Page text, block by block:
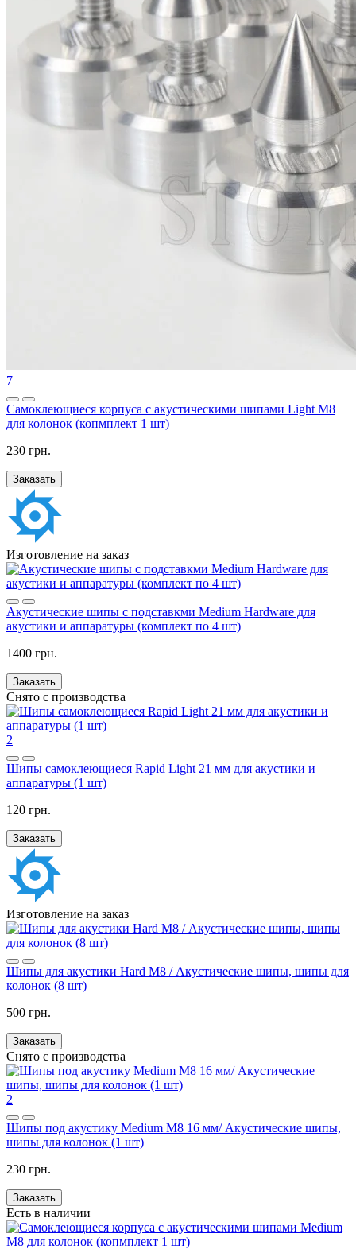
7
Самоклеющиеся корпуса с акустическими шипами Light M8
для колонок (копмплект 1 шт)
230 грн.
Заказать
Изготовление на заказ
Акустические шипы с подставкми Medium Hardware для
акустики и аппаратуры (комплект по 4 шт)
1400 грн.
Заказать
Снято с производства
2
Шипы самоклеющиеся Rapid Light 21 мм для акустики и
аппаратуры (1 шт)
120 грн.
Заказать
Изготовление на заказ
Шипы для акустики Hard M8 / Акустические шипы, шипы для
колонок (8 шт)
500 грн.
Заказать
Снято с производства
2
Шипы под акустику Medium M8 16 мм/ Акустические шипы,
шипы для колонок (1 шт)
230 грн.
Заказать
Есть в наличии